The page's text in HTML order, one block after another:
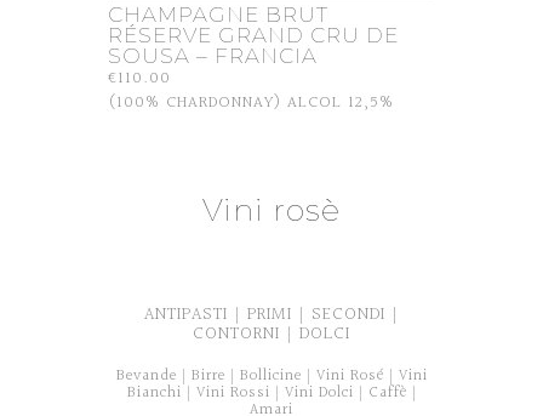
CHAMPAGNE BRUT
RÉSERVE GRAND CRU DE
SOUSA – FRANCIA
€110.00
(100% CHARDONNAY) ALCOL 12,5%
Vini rosè
ANTIPASTI | PRIMI | SECONDI |
CONTORNI | DOLCI
Bevande | Birre | Bollicine | Vini Rosé | Vini
Bianchi | Vini Rossi | Vini Dolci | Caffè |
Amari